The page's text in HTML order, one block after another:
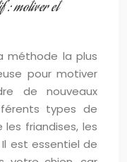
: motiver et
méthode la plus
pour motiver
de nouveaux
types de
friandises, les
est essentiel de